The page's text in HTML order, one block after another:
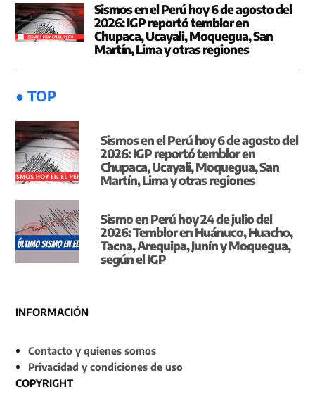
Sismos en el Perú hoy 6 de agosto del
2026: IGP reportó temblor en
Chupaca, Ucayali, Moquegua, San
Martín, Lima y otras regiones
● TOP
Sismos en el Perú hoy 6 de agosto del
2026: IGP reportó temblor en
Chupaca, Ucayali, Moquegua, San
Martín, Lima y otras regiones
Sismo en Perú hoy 24 de julio del
2026: Temblor en Huánuco, Huacho,
Tacna, Arequipa, Junín y Moquegua,
según el IGP
INFORMACIÓN
Contacto y quienes somos
Privacidad y condiciones de uso
COPYRIGHT